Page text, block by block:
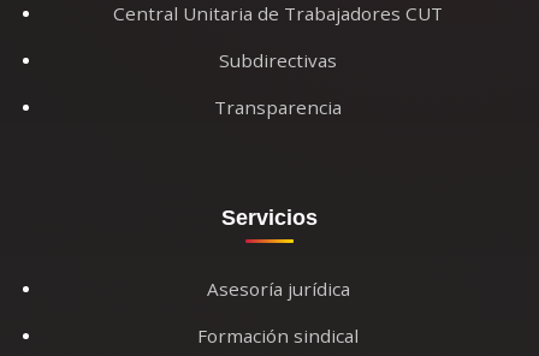
Central Unitaria de Trabajadores CUT
Subdirectivas
Transparencia
Servicios
Asesoría jurídica
Formación sindical